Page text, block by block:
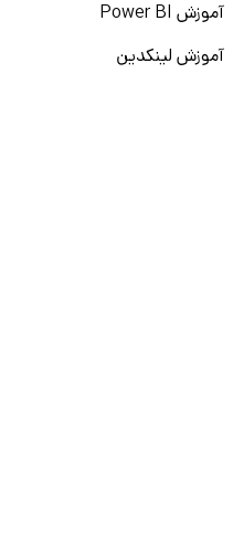
آموزش Power BI
آموزش لینکدین